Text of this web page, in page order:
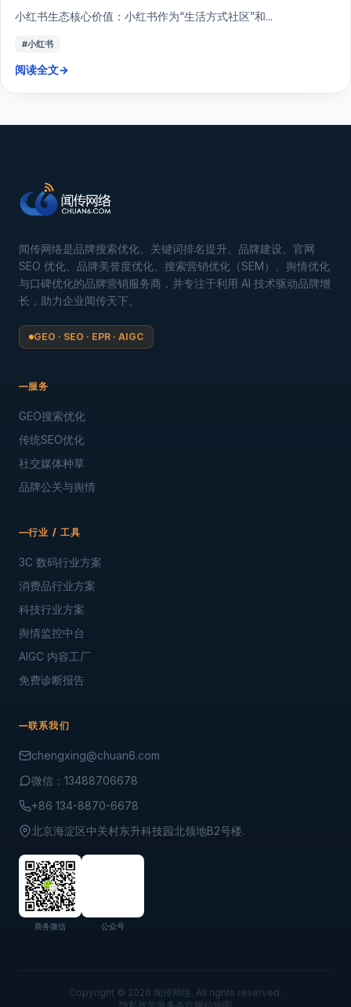
小红书生态核心价值：小红书作为“生活方式社区”和...
#小红书
阅读全文→
闻传网络是品牌搜索优化、关键词排名提升、品牌建设、官网
SEO 优化、品牌美誉度优化、搜索营销优化（SEM）、舆情优化
与口碑优化的品牌营销服务商，并专注于利用 AI 技术驱动品牌增
长，助力企业闻传天下。
GEO · SEO · EPR · AIGC
服务
GEO搜索优化
传统SEO优化
社交媒体种草
品牌公关与舆情
行业 / 工具
3C 数码行业方案
消费品行业方案
科技行业方案
舆情监控中台
AIGC 内容工厂
免费诊断报告
联系我们
chengxing@chuan6.com
微信：13488706678
+86 134-8870-6678
北京海淀区中关村东升科技园北领地B2号楼.
商务微信 公众号
Copyright © 2026 闻传网络. All rights reserved.